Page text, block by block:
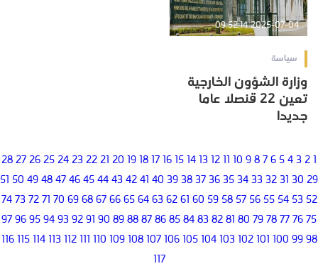
2025-07-04 09:52:14
سياسة
وزارة الشؤون الخارجية
تعين 22 قنصلا عاما
جديدا
1
2
3
4
5
6
7
8
9
10
11
12
13
14
15
16
17
18
19
20
21
22
23
24
25
26
27
28
29
30
31
32
33
34
35
36
37
38
39
40
41
42
43
44
45
46
47
48
49
50
51
52
53
54
55
56
57
58
59
60
61
62
63
64
65
66
67
68
69
70
71
72
73
74
75
76
77
78
79
80
81
82
83
84
85
86
87
88
89
90
91
92
93
94
95
96
97
98
99
100
101
102
103
104
105
106
107
108
109
110
111
112
113
114
115
116
117